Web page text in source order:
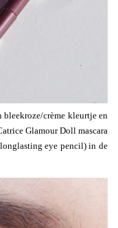
crème kleurtje en
Glamour Doll mascara
eye pencil) in de